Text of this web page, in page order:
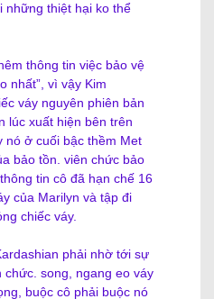
những thiệt hại ko thể
thông tin việc bảo vệ
nhất”, vì vậy Kim
váy nguyên phiên bản
lúc xuất hiện bên trên
nó ở cuối bậc thềm Met
bảo tồn. viên chức bảo
tin cô đã hạn chế 16
của Marilyn và tập đi
chiếc váy.
phải nhờ tới sự
song, ngang eo váy
buộc cô phải buộc nó